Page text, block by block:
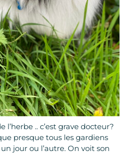
l’herbe .. c’est grave docteur?
presque tous les gardiens
jour ou l’autre. On voit son